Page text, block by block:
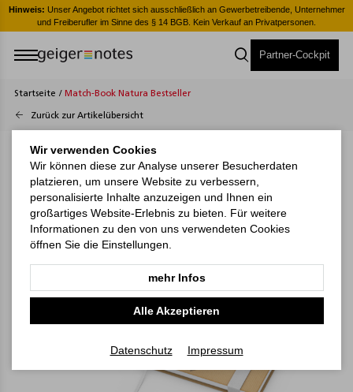
Hinweis: Unser Angebot richtet sich ausschließlich an Gewerbetreibende, Unternehmer
und Freiberufler im Sinne des § 14 BGB. Kein Verkauf an Privatpersonen.
Partner-Cockpit
Startseite / Match-Book Natura Bestseller
Zurück zur Artikelübersicht
Wir verwenden Cookies
Wir können diese zur Analyse unserer Besucherdaten
platzieren, um unsere Website zu verbessern,
personalisierte Inhalte anzuzeigen und Ihnen ein
großartiges Website-Erlebnis zu bieten. Für weitere
Informationen zu den von uns verwendeten Cookies
öffnen Sie die Einstellungen.
mehr Infos
Alle Akzeptieren
Datenschutz Impressum